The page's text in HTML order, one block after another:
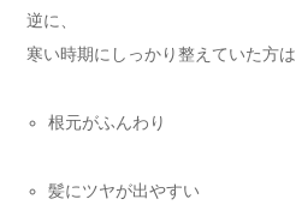
逆に、
寒い時期にしっかり整えていた方は
根元がふんわり
髪にツヤが出やすい